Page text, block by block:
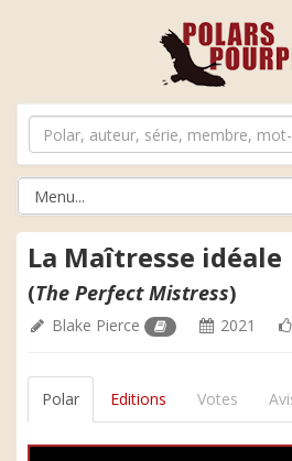
La Maîtresse idéale
(The Perfect Mistress)
Blake Pierce 2021
Polar Editions Votes